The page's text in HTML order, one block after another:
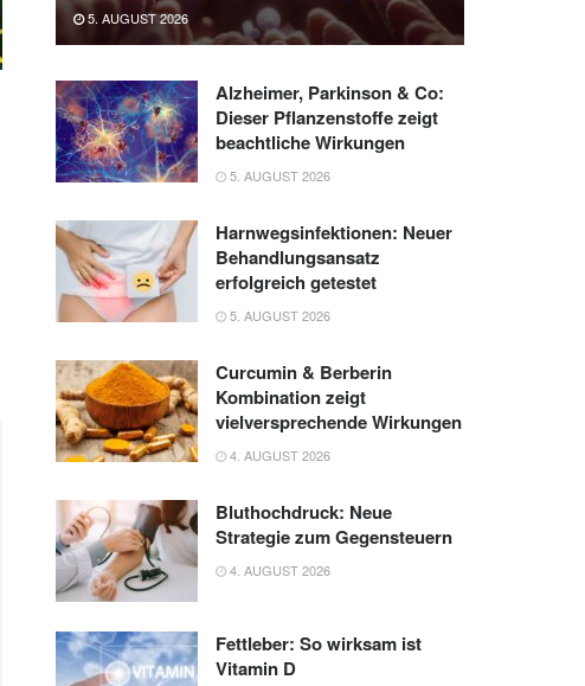
5. AUGUST 2026
Alzheimer, Parkinson & Co:
Dieser Pflanzenstoffe zeigt
beachtliche Wirkungen
5. AUGUST 2026
Harnwegsinfektionen: Neuer
Behandlungsansatz
erfolgreich getestet
5. AUGUST 2026
Curcumin & Berberin
Kombination zeigt
vielversprechende Wirkungen
4. AUGUST 2026
Bluthochdruck: Neue
Strategie zum Gegensteuern
4. AUGUST 2026
Fettleber: So wirksam ist
Vitamin D